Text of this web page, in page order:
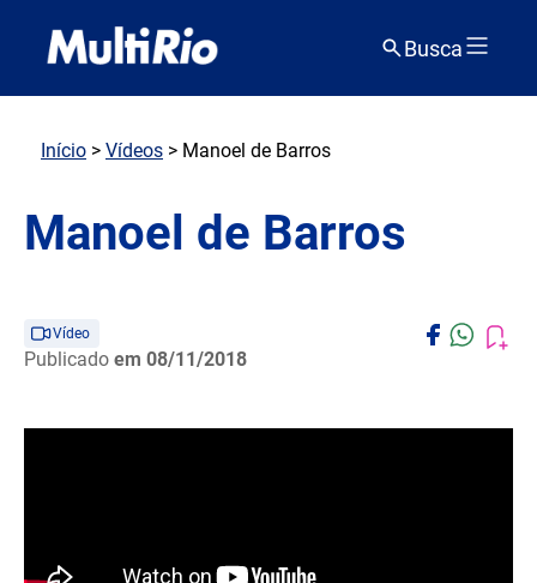
Busca
Início > Vídeos > Manoel de Barros
Manoel de Barros
Vídeo
Publicado em 08/11/2018